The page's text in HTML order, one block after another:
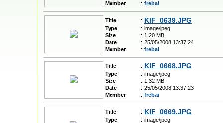
Member
: frebai
Title : KIF_0639.JPG
Type : image/jpeg
Size
: 1.20 MB
Date
: 25/05/2008 13:37:24
Member
: frebai
Title : KIF_0668.JPG
Type : image/jpeg
Size
: 1.32 MB
Date
: 25/05/2008 13:37:23
Member
: frebai
Title : KIF_0669.JPG
Type : image/jpeg